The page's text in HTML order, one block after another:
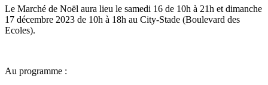
Le Marché de Noël aura lieu le samedi 16 de 10h à 21h et dimanche
17 décembre 2023 de 10h à 18h au City-Stade (Boulevard des
Ecoles).
Au programme :